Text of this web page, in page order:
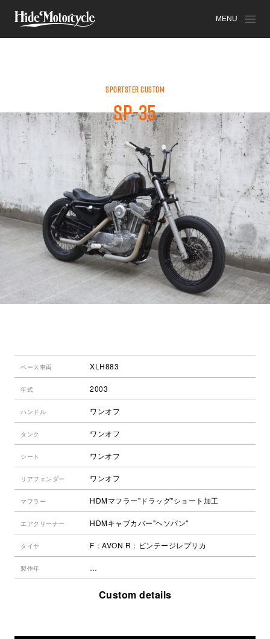
MENU
SPORTSTER
SPORTSTER CUSTOM
SP-35
ベース車両 XLH883
年式 2003
ハンドル ワンオフ
タンク ワンオフ
シート ワンオフ
リアフェンダー ワンオフ
マフラー HDMマフラー"ドラッグ"ショート加工
エアクリーナー HDMキャブカバー"ヘソパン"
タイヤ F：AVON R：ビンテージレプリカ
製作年 …
Custom details